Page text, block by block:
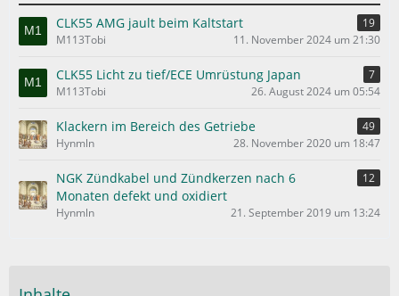
CLK55 AMG jault beim Kaltstart
19
M113Tobi
11. November 2024 um 21:30
CLK55 Licht zu tief/ECE Umrüstung Japan
7
M113Tobi
26. August 2024 um 05:54
Klackern im Bereich des Getriebe
49
Hynmln
28. November 2020 um 18:47
NGK Zündkabel und Zündkerzen nach 6
Monaten defekt und oxidiert
12
Hynmln 21. September 2019 um 13:24